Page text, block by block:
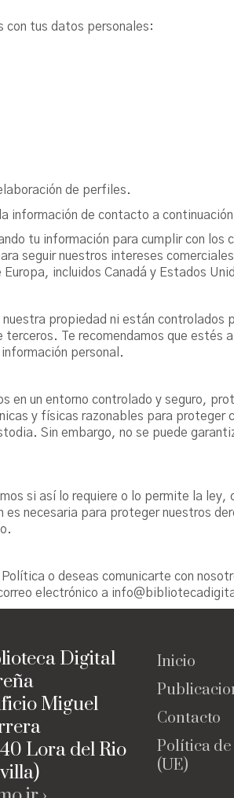
con tus datos personales:
de perfiles.
información de contacto a
tu información para cumplir con
seguir nuestros intereses
incluidos Canadá y Estados
propiedad ni están controlados
Te recomendamos que estés
personal.
en un entorno controlado y seguro,
y físicas razonables para proteger
Sin embargo, no se puede
si así lo requiere o lo permite la ley,
necesaria para proteger nuestros
o deseas comunicarte con
electrónico a
Digital
Miguel
Lora del Rio
Inicio
Contacto
Política
(UE)